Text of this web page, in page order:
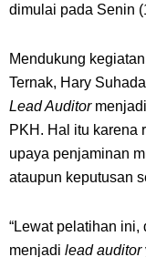
dimulai pada Senin
Mendukung
Ternak, Hary
Lead Auditor
PKH. Hal itu karena
upaya penjaminan
ataupun keputusan
“Lewat pelatihan ini,
menjadi lead auditor